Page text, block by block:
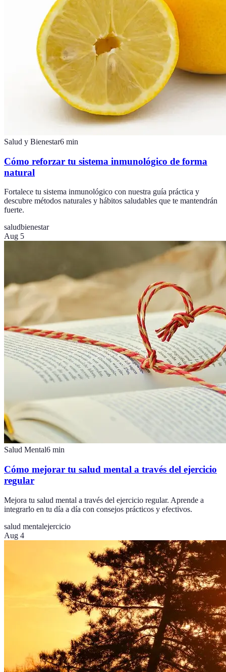
Salud y Bienestar6 min
Cómo reforzar tu sistema inmunológico de forma
natural
Fortalece tu sistema inmunológico con nuestra guía práctica y
descubre métodos naturales y hábitos saludables que te mantendrán
fuerte.
saludbienestar
Aug 5
Salud Mental6 min
Cómo mejorar tu salud mental a través del ejercicio
regular
Mejora tu salud mental a través del ejercicio regular. Aprende a
integrarlo en tu día a día con consejos prácticos y efectivos.
salud mentalejercicio
Aug 4